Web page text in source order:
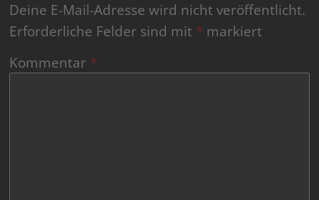
Deine E-Mail-Adresse wird nicht veröffentlicht.
Erforderliche Felder sind mit * markiert
Kommentar *